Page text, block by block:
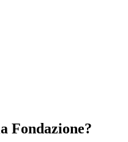
Fondazione?